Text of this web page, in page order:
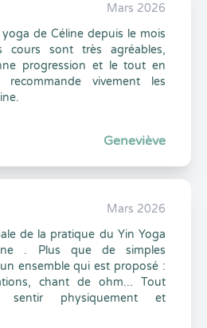
Mars 2026
de Céline depuis le mois
cours sont très agréables,
progression et le tout en
vivement les
Geneviève
Mars 2026
de la pratique du Yin Yoga
. Plus que de simples
ensemble qui est proposé :
chant de ohm... Tout
physiquement et